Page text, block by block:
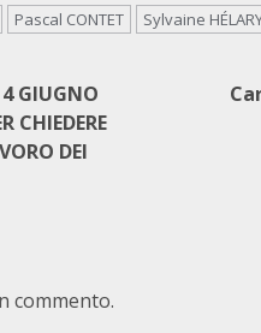
Pascal CONTET Sylvaine
4 GIUGNO
CHIEDERE
DEI
commento.